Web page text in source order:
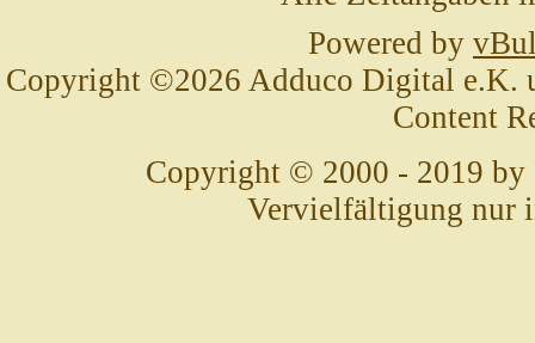
Powered by
Copyright ©2026 Adduco Digital e.K.
Content
Copyright © 2000 - 2019 by
Vervielfältigung nur